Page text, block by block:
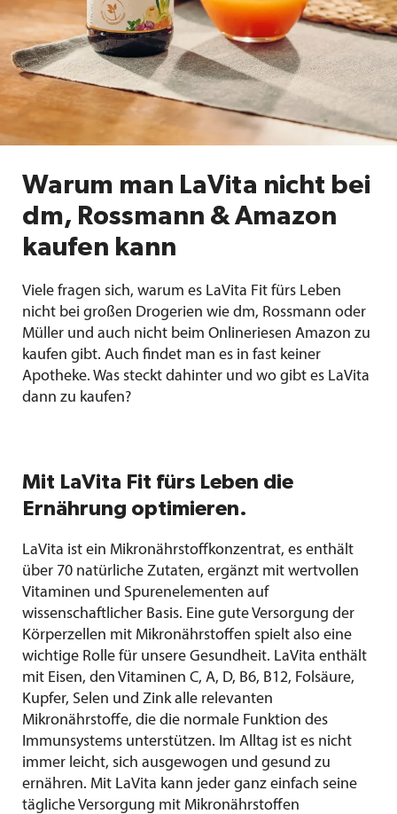
Warum man LaVita nicht bei
dm, Rossmann & Amazon
kaufen kann
Viele fragen sich, warum es LaVita Fit fürs Leben
nicht bei großen Drogerien wie dm, Rossmann oder
Müller und auch nicht beim Onlineriesen Amazon zu
kaufen gibt. Auch findet man es in fast keiner
Apotheke. Was steckt dahinter und wo gibt es LaVita
dann zu kaufen?
Mit LaVita Fit fürs Leben die
Ernährung optimieren.
LaVita ist ein Mikronährstoff­konzentrat, es enthält
über 70 natürliche Zutaten, ergänzt mit wertvollen
Vitaminen und Spurenelementen auf
wissenschaftlicher Basis. Eine gute Versorgung der
Körperzellen mit Mikronährstoffen spielt also eine
wichtige Rolle für unsere Gesundheit. LaVita enthält
mit Eisen, den Vitaminen C, A, D, B6, B12, Folsäure,
Kupfer, Selen und Zink alle relevanten
Mikronährstoffe, die die normale Funktion des
Immunsystems unterstützen. Im Alltag ist es nicht
immer leicht, sich ausgewogen und gesund zu
ernähren. Mit LaVita kann jeder ganz einfach seine
tägliche Versorgung mit Mikronährstoffen